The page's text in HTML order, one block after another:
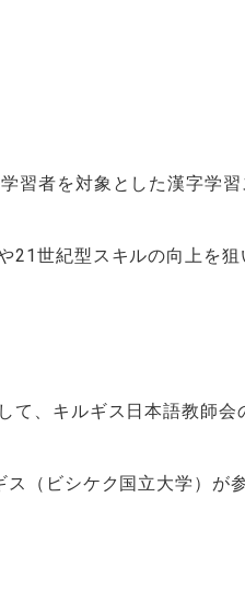
習者を対象とした漢字学習
21世紀型スキルの向上を狙
て、キルギス日本語教師会
ス（ビシケク国立大学）が